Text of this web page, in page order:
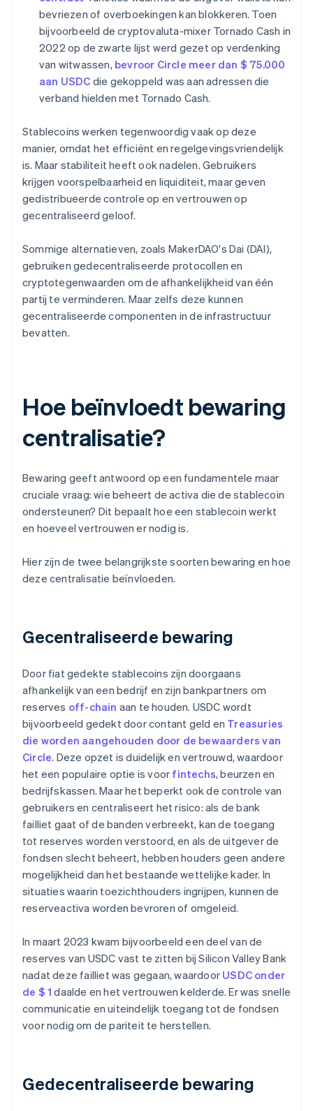
bevriezen of overboekingen kan blokkeren. Toen
bijvoorbeeld de cryptovaluta-mixer Tornado Cash in
2022 op de zwarte lijst werd gezet op verdenking
van witwassen, bevroor Circle meer dan $ 75.000
aan USDC die gekoppeld was aan adressen die
verband hielden met Tornado Cash.
Stablecoins werken tegenwoordig vaak op deze
manier, omdat het efficiënt en regelgevingsvriendelijk
is. Maar stabiliteit heeft ook nadelen. Gebruikers
krijgen voorspelbaarheid en liquiditeit, maar geven
gedistribueerde controle op en vertrouwen op
gecentraliseerd geloof.
Sommige alternatieven, zoals MakerDAO's Dai (DAI),
gebruiken gedecentraliseerde protocollen en
cryptotegenwaarden om de afhankelijkheid van één
partij te verminderen. Maar zelfs deze kunnen
gecentraliseerde componenten in de infrastructuur
bevatten.
Hoe beïnvloedt bewaring
centralisatie?
Bewaring geeft antwoord op een fundamentele maar
cruciale vraag: wie beheert de activa die de stablecoin
ondersteunen? Dit bepaalt hoe een stablecoin werkt
en hoeveel vertrouwen er nodig is.
Hier zijn de twee belangrijkste soorten bewaring en hoe
deze centralisatie beïnvloeden.
Gecentraliseerde bewaring
Door fiat gedekte stablecoins zijn doorgaans
afhankelijk van een bedrijf en zijn bankpartners om
reserves off-chain aan te houden. USDC wordt
bijvoorbeeld gedekt door contant geld en Treasuries
die worden aangehouden door de bewaarders van
Circle. Deze opzet is duidelijk en vertrouwd, waardoor
het een populaire optie is voor fintechs, beurzen en
bedrijfskassen. Maar het beperkt ook de controle van
gebruikers en centraliseert het risico: als de bank
failliet gaat of de banden verbreekt, kan de toegang
tot reserves worden verstoord, en als de uitgever de
fondsen slecht beheert, hebben houders geen andere
mogelijkheid dan het bestaande wettelijke kader. In
situaties waarin toezichthouders ingrijpen, kunnen de
reserveactiva worden bevroren of omgeleid.
In maart 2023 kwam bijvoorbeeld een deel van de
reserves van USDC vast te zitten bij Silicon Valley Bank
nadat deze failliet was gegaan, waardoor USDC onder
de $ 1 daalde en het vertrouwen kelderde. Er was snelle
communicatie en uiteindelijk toegang tot de fondsen
voor nodig om de pariteit te herstellen.
Gedecentraliseerde bewaring